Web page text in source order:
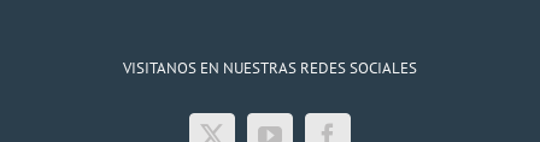
VISITANOS EN NUESTRAS REDES SOCIALES